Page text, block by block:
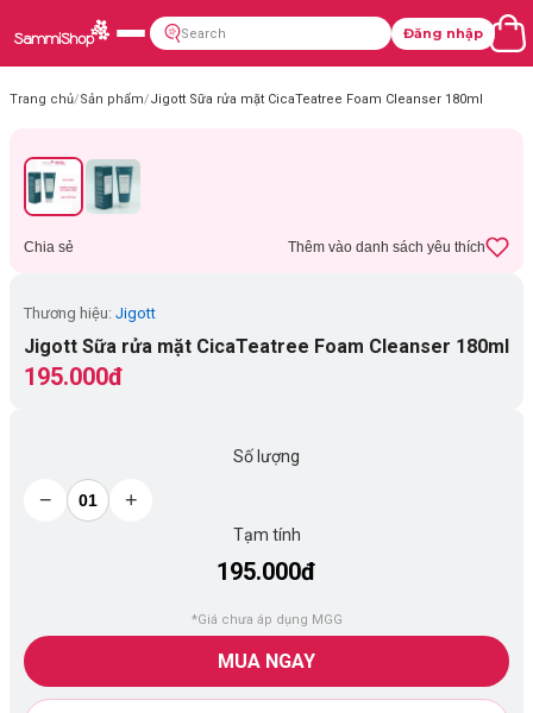
Đăng nhập
Trang chủ/Sản phẩm/Jigott Sữa rửa mặt CicaTeatree Foam Cleanser 180ml
Chia sẻ Thêm vào danh sách yêu thích
Thương hiệu: Jigott
Jigott Sữa rửa mặt CicaTeatree Foam Cleanser 180ml
195.000đ
Số lượng
− +
Tạm tính
195.000đ
*Giá chưa áp dụng MGG
MUA NGAY